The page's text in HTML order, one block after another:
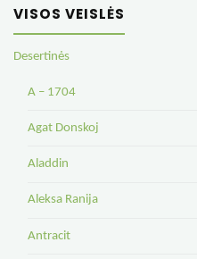
VISOS VEISLĖS
Desertinės
A – 1704
Agat Donskoj
Aladdin
Aleksa Ranija
Antracit